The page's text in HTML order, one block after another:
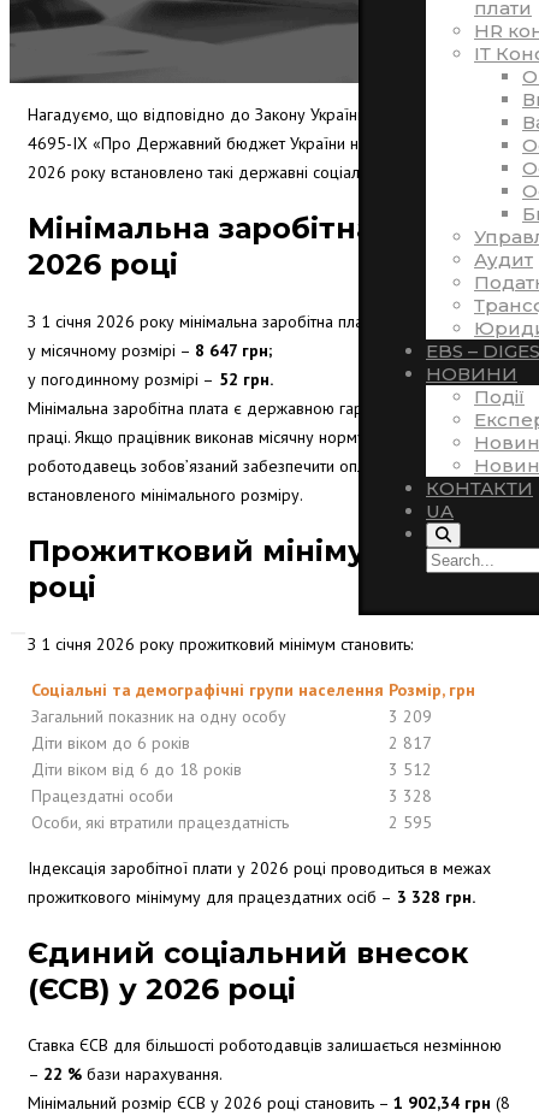
плати
HR
ІТ
Аудит
EBS –
НОВИНИ
Події
КОНТАКТИ
UA
Нагадуємо, що відповідно до Закону України від 03.12.2025 №
4695-IX «Про Державний бюджет України на 2026 рік» з 1 січня
2026 року встановлено такі державні соціальні стандарти.
Мінімальна заробітна плата у
2026 році
З 1 січня 2026 року мінімальна заробітна плата становить:
у місячному розмірі – 8 647 грн;
у погодинному розмірі – 52 грн.
Мінімальна заробітна плата є державною гарантією в оплаті
праці. Якщо працівник виконав місячну норму праці,
роботодавець зобов’язаний забезпечити оплату не нижче
встановленого мінімального розміру.
Прожитковий мінімум у 2026
році
З 1 січня 2026 року прожитковий мінімум становить:
Соціальні та демографічні групи населення Розмір, грн
Загальний показник на одну особу
3 209
Діти віком до 6 років
2 817
Діти віком від 6 до 18 років
3 512
Працездатні особи
3 328
Особи, які втратили працездатність
2 595
Індексація заробітної плати у 2026 році проводиться в межах
прожиткового мінімуму для працездатних осіб – 3 328 грн.
Єдиний соціальний внесок
(ЄСВ) у 2026 році
Ставка ЄСВ для більшості роботодавців залишається незмінною
– 22 % бази нарахування.
Мінімальний розмір ЄСВ у 2026 році становить – 1 902,34 грн (8